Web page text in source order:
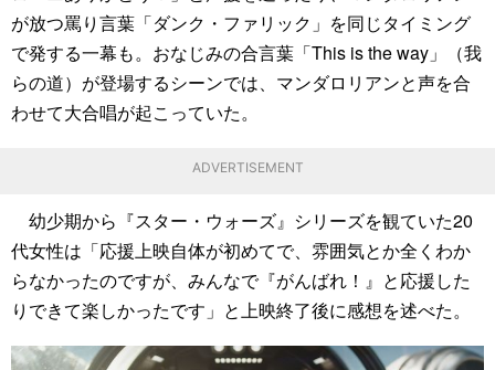
が放つ罵り言葉「ダンク・ファリック」を同じタイミング
で発する一幕も。おなじみの合言葉「This is the way」（我
らの道）が登場するシーンでは、マンダロリアンと声を合
わせて大合唱が起こっていた。
ADVERTISEMENT
幼少期から『スター・ウォーズ』シリーズを観ていた20
代女性は「応援上映自体が初めてで、雰囲気とか全くわか
らなかったのですが、みんなで『がんばれ！』と応援した
りできて楽しかったです」と上映終了後に感想を述べた。